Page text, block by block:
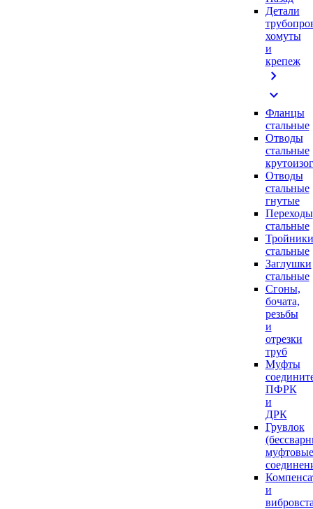
Детали
хомуты
и
крепеж
chevron_right
expand_more
Фланцы
стальные
Отводы
стальные
Отводы
стальные
гнутые
Переходы
стальные
Тройники
стальные
Заглушки
стальные
Сгоны,
бочата,
резьбы
и
отрезки
труб
Муфты
ПФРК
и
ДРК
Грувлок
муфтовые
и